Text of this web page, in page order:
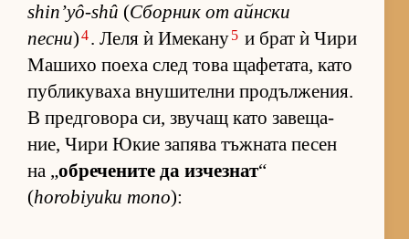
shin’yô-shû (Сбор­ник от айн­ски
песни)4. Леля ѝ Име­кану5 и брат ѝ Чири
Ма­шихо по­еха след това ща­фе­та­та, като
пуб­ли­ку­ваха вну­ши­телни про­дъл­же­ния.
В пред­го­вора си, зву­чащ като за­ве­ща­
ние, Чири Юкие за­пява тъж­ната пе­сен
на „об­ре­че­ните да из­чез­нат“
(horobiyuku mono):